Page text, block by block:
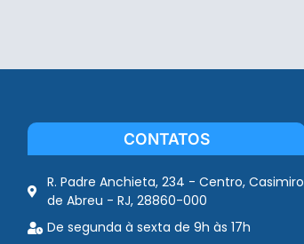
CONTATOS
R. Padre Anchieta, 234 - Centro, Casimiro
de Abreu - RJ, 28860-000
De segunda à sexta de 9h às 17h